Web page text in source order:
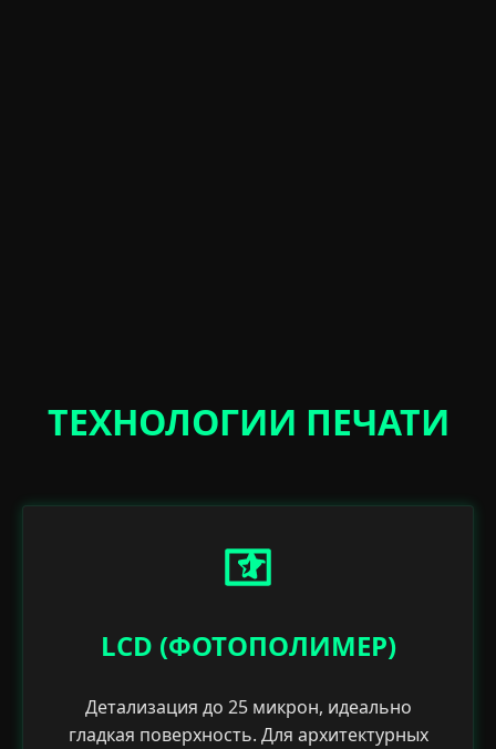
ТЕХНОЛОГИИ ПЕЧАТИ
LCD (ФОТОПОЛИМЕР)
Детализация до 25 микрон, идеально
гладкая поверхность. Для архитектурных